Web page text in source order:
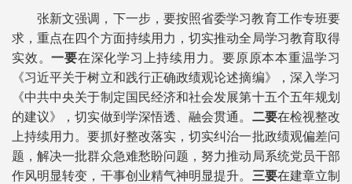
张新文强调，下一步，要按照省委学习教育工作专班要
求，重点在四个方面持续用力，切实推动全局学习教育取得
实效。一要在深化学习上持续用力。要原原本本重温学习
《习近平关于树立和践行正确政绩观论述摘编》，深入学习
《中共中央关于制定国民经济和社会发展第十五个五年规划
的建议》，切实做到学深悟透、融会贯通。 二要在检视整改
上持续用力。要抓好整改落实，切实纠治一批政绩观偏差问
题，解决一批群众急难愁盼问题，努力推动局系统党员干部
作风明显转变，干事创业精气神明显提升。 三要在建章立制